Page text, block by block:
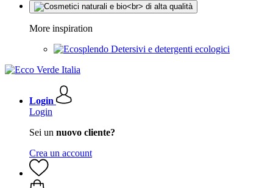
More inspiration
Detersivi e detergenti ecologici
Login
Login
Sei un nuovo cliente?
Crea un account